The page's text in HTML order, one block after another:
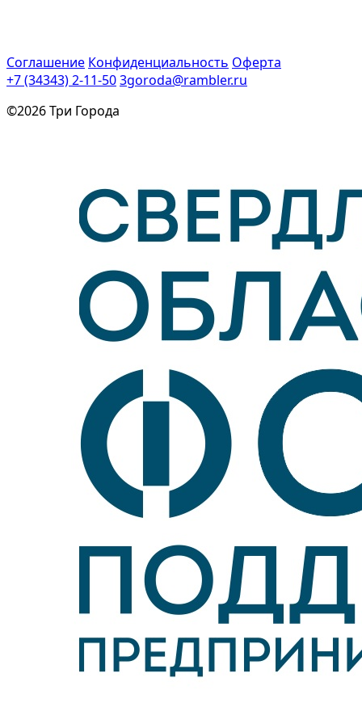
Соглашение Конфиденциальность Оферта
+7 (34343) 2-11-503goroda@rambler.ru
©2026 Три Города